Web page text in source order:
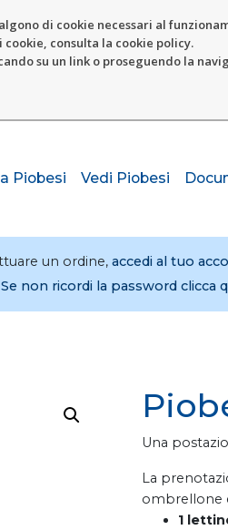
di cookie necessari al
consulta la cookie policy.
su un link o proseguendo la
Piobesi Vedi Piobesi
un ordine, accedi al tuo
Se non ricordi la password clicca
Una
La
ombrellone
1